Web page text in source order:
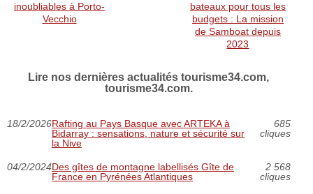
inoubliables à Porto-
Vecchio
bateaux pour tous les
budgets : La mission
de Samboat depuis
2023
Lire nos dernières actualités tourisme34.com,
tourisme34.com.
18/2/2026Rafting au Pays Basque avec ARTEKA à
Bidarray : sensations, nature et sécurité sur
la Nive
685
cliques
04/2/2024Des gîtes de montagne labellisés Gîte de
France en Pyrénées Atlantiques
2 568
cliques